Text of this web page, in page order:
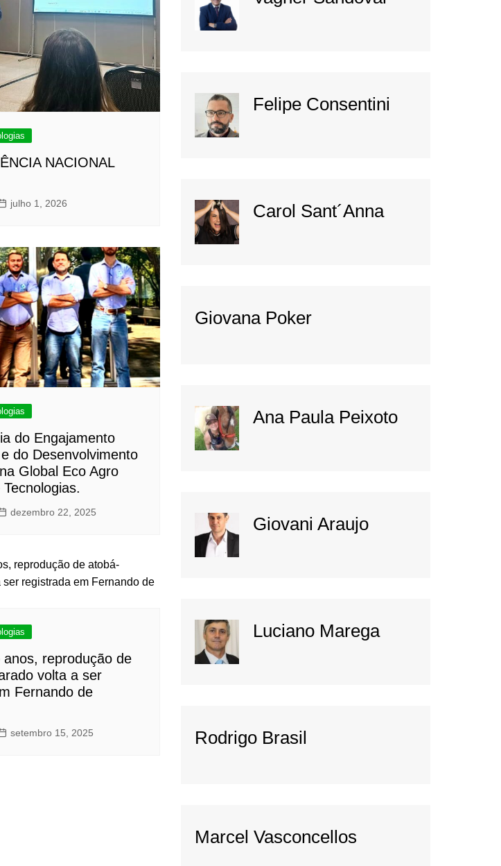
NACIONAL
julho 1, 2026
do Engajamento
do Desenvolvimento
Global Eco Agro
dezembro 22, 2025
reprodução de
volta a ser
Fernando de
setembro 15, 2025
Felipe Consentini
Carol Sant´Anna
Giovana Poker
Ana Paula Peixoto
Giovani Araujo
Luciano Marega
Rodrigo Brasil
Marcel Vasconcellos